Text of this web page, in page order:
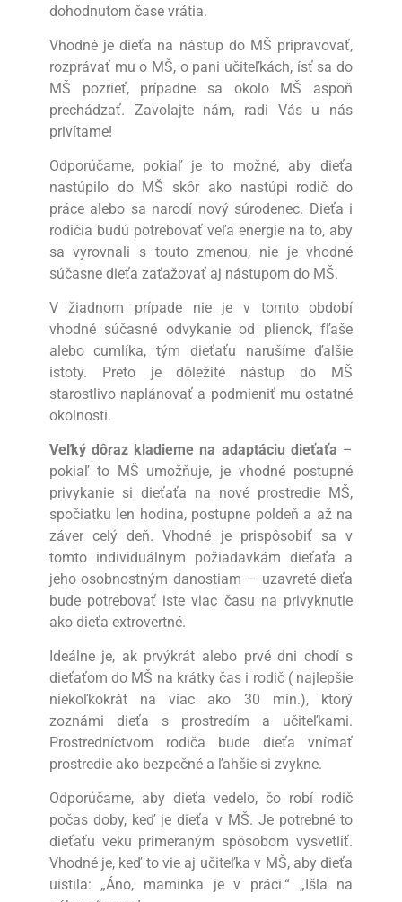
dohodnutom čase vrátia.
Vhodné je dieťa na nástup do MŠ pripravovať,
rozprávať mu o MŠ, o pani učiteľkách, ísť sa do
MŠ pozrieť, prípadne sa okolo MŠ aspoň
prechádzať. Zavolajte nám, radi Vás u nás
privítame!
Odporúčame, pokiaľ je to možné, aby dieťa
nastúpilo do MŠ skôr ako nastúpi rodič do
práce alebo sa narodí nový súrodenec. Dieťa i
rodičia budú potrebovať veľa energie na to, aby
sa vyrovnali s touto zmenou, nie je vhodné
súčasne dieťa zaťažovať aj nástupom do MŠ.
V žiadnom prípade nie je v tomto období
vhodné súčasné odvykanie od plienok, fľaše
alebo cumlíka, tým dieťaťu narušíme ďalšie
istoty. Preto je dôležité nástup do MŠ
starostlivo naplánovať a podmieniť mu ostatné
okolnosti.
Veľký dôraz kladieme na adaptáciu dieťaťa –
pokiaľ to MŠ umožňuje, je vhodné postupné
privykanie si dieťaťa na nové prostredie MŠ,
spočiatku len hodina, postupne poldeň a až na
záver celý deň. Vhodné je prispôsobiť sa v
tomto individuálnym požiadavkám dieťaťa a
jeho osobnostným danostiam – uzavreté dieťa
bude potrebovať iste viac času na privyknutie
ako dieťa extrovertné.
Ideálne je, ak prvýkrát alebo prvé dni chodí s
dieťaťom do MŠ na krátky čas i rodič ( najlepšie
niekoľkokrát na viac ako 30 min.), ktorý
zoznámi dieťa s prostredím a učiteľkami.
Prostredníctvom rodiča bude dieťa vnímať
prostredie ako bezpečné a ľahšie si zvykne.
Odporúčame, aby dieťa vedelo, čo robí rodič
počas doby, keď je dieťa v MŠ. Je potrebné to
dieťaťu veku primeraným spôsobom vysvetliť.
Vhodné je, keď to vie aj učiteľka v MŠ, aby dieťa
uistila: „Áno, maminka je v práci.“ „Išla na